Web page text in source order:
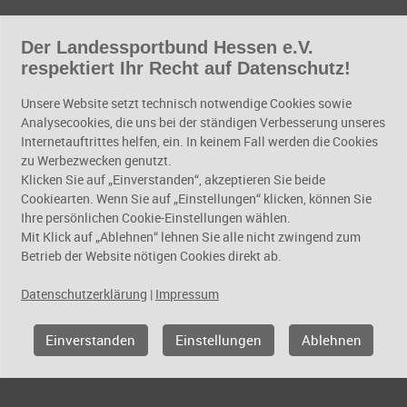
für Morgen
Mit der Broschüre „Fit für
seinen Sportvereinen in
Gesundheitssport. Dabei
Rahmenbedingungen, die
Übungsleiter, bis zu
Umsetzungsmöglichkeiten
die Broschüre kostenfrei perMail bestellen oder diesen
Der Landessportbund Hessen e.V.
respektiert Ihr Recht auf Datenschutz!
Unsere Website setzt technisch notwendige Cookies sowie
Analysecookies, die uns bei der ständigen Verbesserung unseres
Internetauftrittes helfen, ein. In keinem Fall werden die Cookies
zu Werbezwecken genutzt.
Klicken Sie auf „Einverstanden“, akzeptieren Sie beide
Cookiearten. Wenn Sie auf „Einstellungen“ klicken, können Sie
Ihre persönlichen Cookie-Einstellungen wählen.
Mit Klick auf „Ablehnen“ lehnen Sie alle nicht zwingend zum
Betrieb der Website nötigen Cookies direkt ab.
Datenschutzerklärung | Impressum
Einverstanden Einstellungen Ablehnen